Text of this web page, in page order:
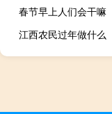
春节早上人们会干嘛
江西农民过年做什么